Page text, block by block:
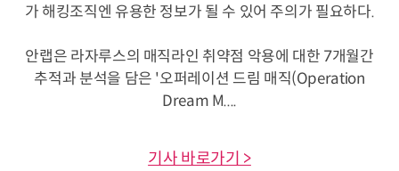
가 해킹조직엔 유용한 정보가 될 수 있어 주의가 필요하다.
안랩은 라자루스의 매직라인 취약점 악용에 대한 7개월간
추적과 분석을 담은 '오퍼레이션 드림 매직(Operation
Dream M....
기사 바로가기 >